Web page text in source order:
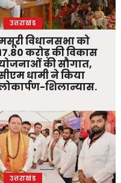
उत्तराखंड
विधानसभा को
करोड़ की विकास
की सौगात,
धामी ने किया
शिलान्यास.
उत्तराखंड